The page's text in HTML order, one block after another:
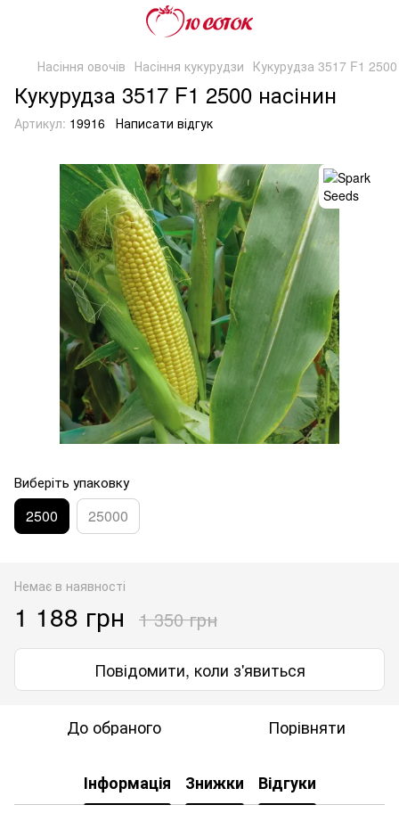
Насіння овочів Насіння кукурудзи Кукурудза 3517 F1 2500
Кукурудза 3517 F1 2500 насінин
Артикул: 19916 Написати відгук
Виберіть упаковку
2500 25000
Немає в наявності
1 188 грн 1 350 грн
Повідомити, коли з'явиться
До обраного Порівняти
Інформація Знижки Відгуки